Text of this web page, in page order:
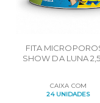
FITA
SHOW DA LUNA
CAIXA COM
24 UNIDADES